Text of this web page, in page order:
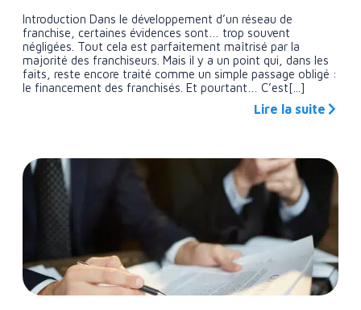
Introduction Dans le développement d’un réseau de
franchise, certaines évidences sont… trop souvent
négligées. Tout cela est parfaitement maîtrisé par la
majorité des franchiseurs. Mais il y a un point qui, dans les
faits, reste encore traité comme un simple passage obligé :
le financement des franchisés. Et pourtant… C’est[...]
Lire la suite